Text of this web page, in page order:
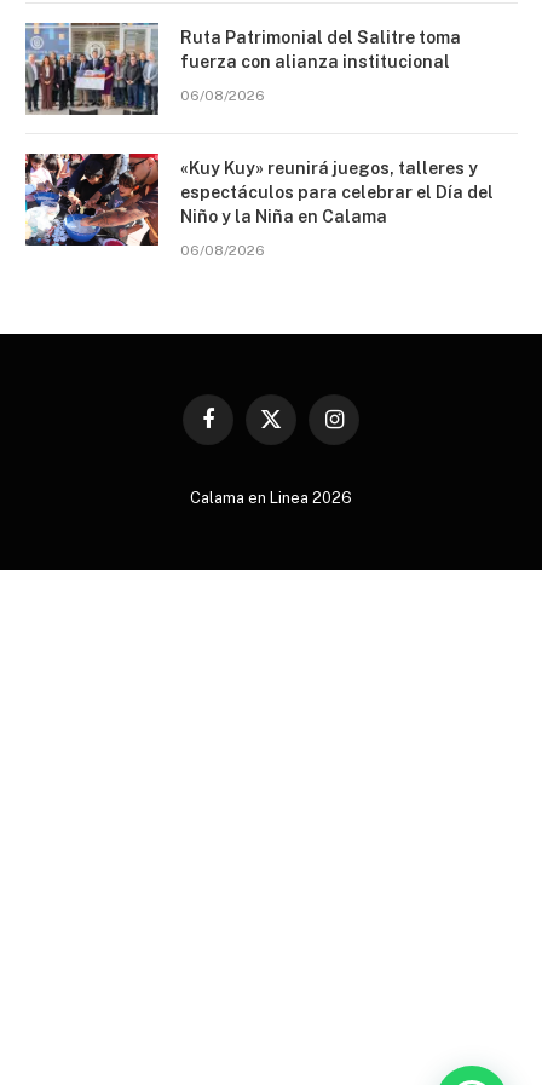
Ruta Patrimonial del Salitre toma
fuerza con alianza institucional
06/08/2026
«Kuy Kuy» reunirá juegos, talleres y
espectáculos para celebrar el Día del
Niño y la Niña en Calama
06/08/2026
Facebook
X
Instagram
Calama en Linea 2026